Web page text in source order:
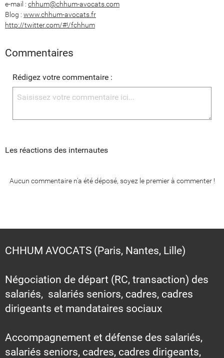
e-mail : chhum@chhum-avocats.com
Blog : www.chhum-avocats.fr
http://twitter.com/#!/fchhum
Commentaires
Rédigez votre commentaire :
Les réactions des internautes
Aucun commentaire n'a été déposé, soyez le premier à commenter !
CHHUM AVOCATS (Paris, Nantes, Lille)
Négociation de départ (RC, transaction) des
salariés, salariés seniors, cadres, cadres
dirigeants et mandataires sociaux
Accompagnement et défense des salariés,
salariés seniors, cadres, cadres dirigeants,